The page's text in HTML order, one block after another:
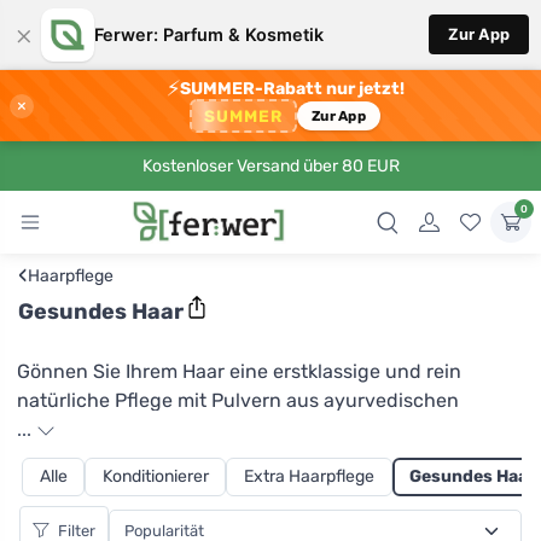
× Ferwer: Parfum & Kosmetik Zur App
×
⚡SUMMER-Rabatt nur jetzt!
SUMMER Zur App
Kostenloser Versand über 80 EUR
0
‹Haarpflege
Gesundes Haar
Gönnen Sie Ihrem Haar eine erstklassige und rein
natürliche Pflege mit Pulvern aus ayurvedischen
Kräutern. Neben der Gewissheit, dass es sich um rein
natürliche Inhaltsstoffe handelt, vermeiden Sie
Plastikverpackungen und unnötige Chemikalien, die in
herkömmlichen Shampoos enthalten sind. Und wenn
...
Alle Konditionierer Extra Haarpflege Gesundes Haar
Filter